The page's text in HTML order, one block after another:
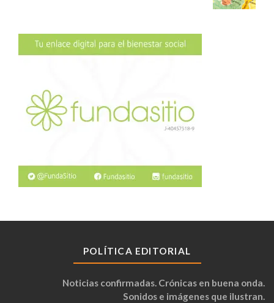
POLÍTICA EDITORIAL
Noticias confirmadas. Crónicas en buena onda.
Sonidos e imágenes que ilustran.